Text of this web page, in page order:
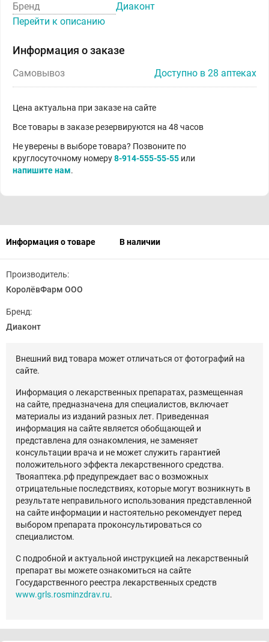
Бренд
Диаконт
Перейти к описанию
Информация о заказе
Самовывоз Доступно в 28 аптеках
Цена актуальна при заказе на сайте
Все товары в заказе резервируются на 48 часов
Не уверены в выборе товара? Позвоните по
круглосуточному номеру8-914-555-55-55 или
напишите нам.
Информация о товаре В наличии
Производитель:
КоролёвФарм ООО
Бренд:
Диаконт
Внешний вид товара может отличаться от фотографий на
сайте.
Информация о лекарственных препаратах, размещенная
на сайте, предназначена для специалистов, включает
материалы из изданий разных лет. Приведенная
информация на сайте является обобщающей и
представлена для ознакомления, не заменяет
консультации врача и не может служить гарантией
положительного эффекта лекарственного средства.
Твояаптека.рф предупреждает вас о возможных
отрицательные последствиях, которые могут возникнуть в
результате неправильного использования представленной
на сайте информации и настоятельно рекомендует перед
выбором препарата проконсультироваться со
специалистом.
С подробной и актуальной инструкцией на лекарственный
препарат вы можете ознакомиться на сайте
Государственного реестра лекарственных средств
www.grls.rosminzdrav.ru.